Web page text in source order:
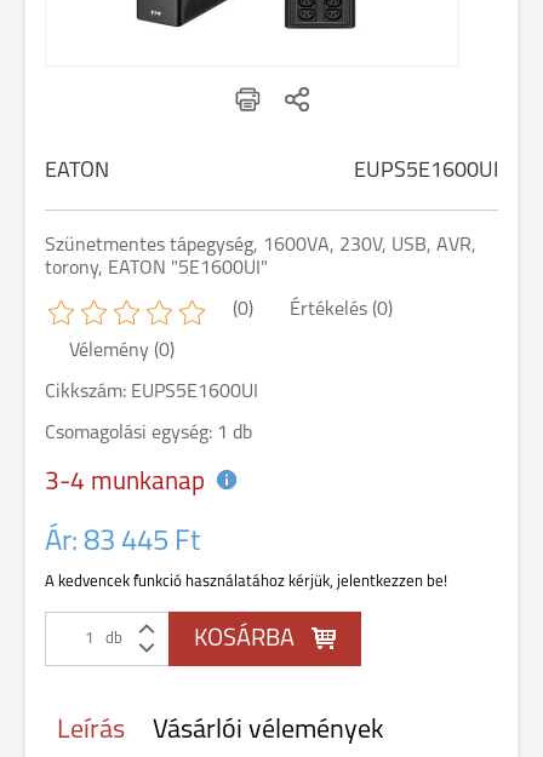
EATON EUPS5E1600UI
Szünetmentes tápegység, 1600VA, 230V, USB, AVR,
torony, EATON "5E1600UI"
(0) Értékelés (0)
Vélemény (0)
Cikkszám: EUPS5E1600UI
Csomagolási egység: 1 db
3-4 munkanap
Ár: 83 445 Ft
A kedvencek funkció használatához kérjük, jelentkezzen be!
db
Leírás Vásárlói vélemények